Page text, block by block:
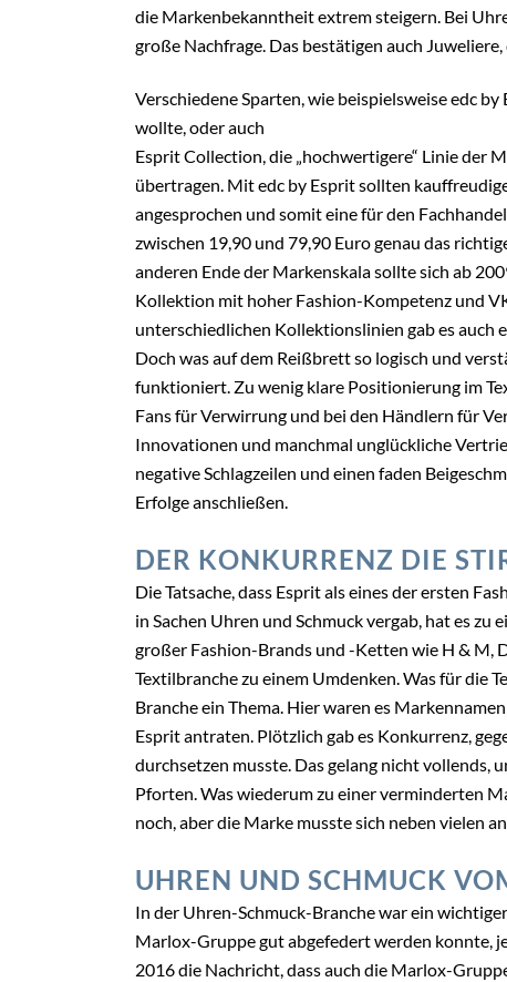
die Markenbekanntheit extrem steigern. Bei
große Nachfrage. Das bestätigen auch
Verschiedene Sparten, wie beispielsweise edc
wollte, oder auch
Esprit Collection, die „hochwertigere“ Linie der
übertragen. Mit edc by Esprit sollten
angesprochen und somit eine für den
zwischen 19,90 und 79,90 Euro genau das
anderen Ende der Markenskala sollte sich ab
Kollektion mit hoher Fashion-Kompetenz und
unterschiedlichen Kollektionslinien gab es auch
Doch was auf dem Reißbrett so logisch und
funktioniert. Zu wenig klare Positionierung im
Fans für Verwirrung und bei den Händlern für
Innovationen und manchmal unglückliche
negative Schlagzeilen und einen faden
Erfolge anschließen.
DER KONKURRENZ DIE
Die Tatsache, dass Esprit als eines der ersten
in Sachen Uhren und Schmuck vergab, hat es
großer Fashion-Brands und -Ketten wie H & M,
Textilbranche zu einem Umdenken. Was für die
Branche ein Thema. Hier waren es
Esprit antraten. Plötzlich gab es Konkurrenz,
durchsetzen musste. Das gelang nicht vollends,
Pforten. Was wiederum zu einer verminderten
noch, aber die Marke musste sich neben vielen
UHREN UND SCHMUCK
In der Uhren-Schmuck-Branche war ein
Marlox-Gruppe gut abgefedert werden konnte,
2016 die Nachricht, dass auch die Marlox-